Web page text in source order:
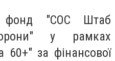
фонд "СОС Штаб
у рамках
60+" за фінансової